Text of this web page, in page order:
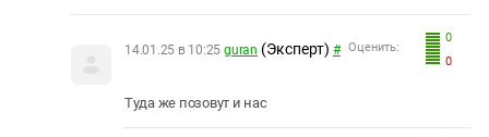
0
0
Оценить:
14.01.25 в 10:25 guran (Эксперт) #
Туда же позовут и нас